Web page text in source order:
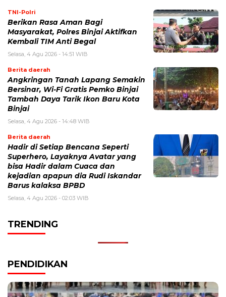
TNI-Polri
Berikan Rasa Aman Bagi
Masyarakat, Polres Binjai Aktifkan
Kembali TIM Anti Begal
Selasa, 4 Agu 2026 - 14:51 WIB
Berita daerah
Angkringan Tanah Lapang Semakin
Bersinar, Wi-Fi Gratis Pemko Binjai
Tambah Daya Tarik Ikon Baru Kota
Binjai
Selasa, 4 Agu 2026 - 14:48 WIB
Berita daerah
Hadir di Setiap Bencana Seperti
Superhero, Layaknya Avatar yang
bisa Hadir dalam Cuaca dan
kejadian apapun dia Rudi Iskandar
Barus kalaksa BPBD
Selasa, 4 Agu 2026 - 02:03 WIB
TRENDING
PENDIDIKAN